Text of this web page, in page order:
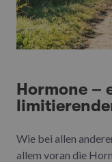
Hormone –
Wie bei allen
allem voran die